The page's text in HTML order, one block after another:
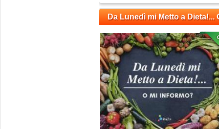
Da Lunedì mi Metto a Dieta!...